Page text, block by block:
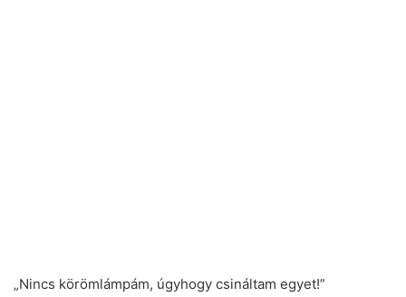
„Nincs körömlámpám, úgyhogy csináltam egyet!”